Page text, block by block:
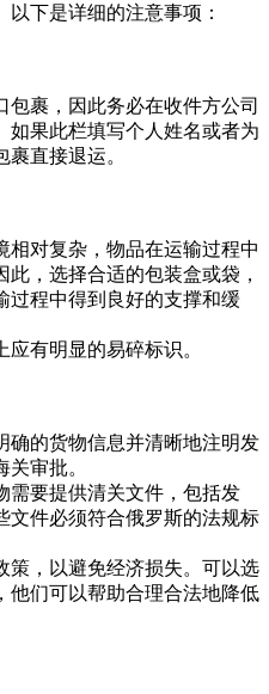
下是详细的注意事项：
裹，因此务必在收件方公司
如果此栏填写个人姓名或者为
直接退运。
相对复杂，物品在运输过程中
，选择合适的包装盒或袋，
过程中得到良好的支撑和缓
有明显的易碎标识。
确的货物信息并清晰地注明发
审批。
需要提供清关文件，包括发
文件必须符合俄罗斯的法规标
策，以避免经济损失。可以选
他们可以帮助合理合法地降低